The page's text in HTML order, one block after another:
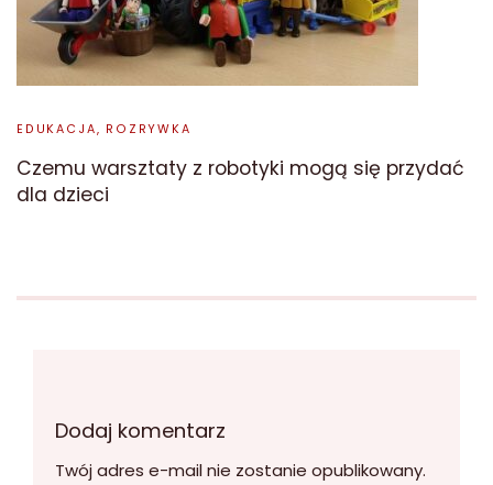
EDUKACJA, ROZRYWKA
Czemu warsztaty z robotyki mogą się przydać
dla dzieci
Dodaj komentarz
Twój adres e-mail nie zostanie opublikowany.